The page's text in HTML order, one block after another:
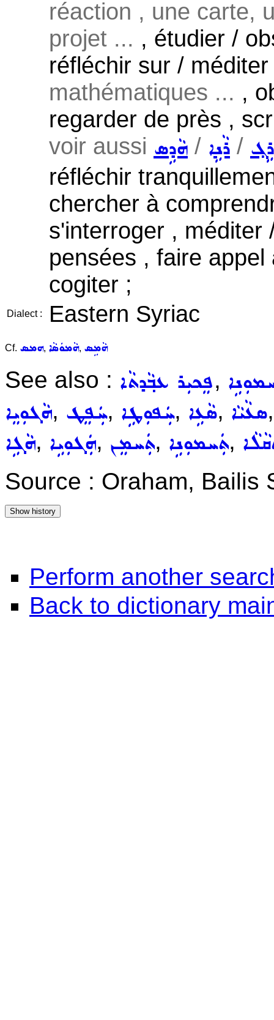
réaction , une carte,
projet ... , étudier /
réfléchir sur /
mathématiques ... ,
regarder de près ,
voir aussi ܗܵܕܹܣ / ܪܵܢܹܐ /
réfléchir
chercher à
s'interroger , méditer
pensées , faire
cogiter ;
Dialect : Eastern Syriac
Cf. ܗܡܣ, ܗܵܡܘܿܣܵܐ, ܗܵܡܹܣ
See also : ܦܸܟܝܼܪ ܥܒ݂ܵܕܬܵܐ,
ܗܵܓܘܼܝܸܐ, ܚܲܦܸܛ, ܚܲܦܘܼܛܹܐ, ܣܵܥܹܐ, ܣܥܵܝܵܐ
ܗܵܓܹܐ, ܗܲܓܘܼܝܹܐ, ܬܲܚܡܸܢ, ܬܲܚܡܘܼܢܹܐ,
Source : Oraham, Bailis
Perform another
Back to dictionary